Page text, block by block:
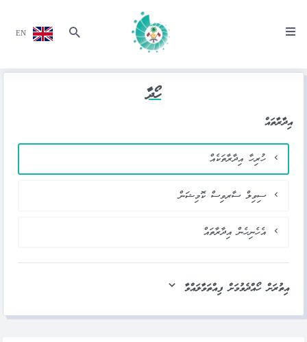
EN
ހޯދާ
އިދާރާތައް
ހުރިހާ އިދާރާތަކެއް
ސިވިލް ސާރވިސް ކޮމިޝަން
އެހެނިހެން އިދާރާތައް
އިތުރަށް ހޯއްދެވުމަށް ފިއްތަވާލައްވާ